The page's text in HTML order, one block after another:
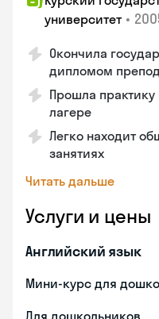
университет •
Окончила
дипломом
Прошла практику
лагере
Легко находит
занятиях
Читать дальше
Услуги и цены
Английский язык
Мини-курс для
Для дошкольников